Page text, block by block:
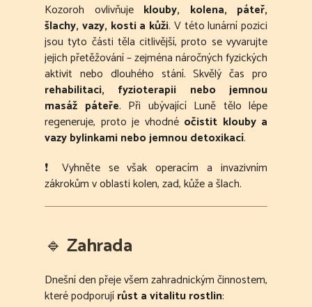
Kozoroh ovlivňuje klouby, kolena, páteř,
šlachy, vazy, kosti a kůži. V této lunární pozici
jsou tyto části těla citlivější, proto se vyvarujte
jejich přetěžování – zejména náročných fyzických
aktivit nebo dlouhého stání. Skvělý čas pro
rehabilitaci, fyzioterapii nebo jemnou
masáž páteře. Při ubývající Luně tělo lépe
regeneruje, proto je vhodné očistit klouby a
vazy bylinkami nebo jemnou detoxikací.
❗ Vyhněte se však operacím a invazivním
zákrokům v oblasti kolen, zad, kůže a šlach.
🔹 Zahrada
Dnešní den přeje všem zahradnickým činnostem,
které podporujírůst a vitalitu rostlin: